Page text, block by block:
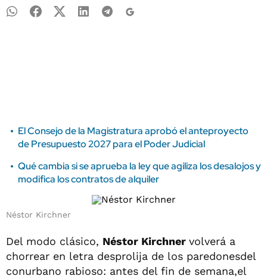
El Consejo de la Magistratura aprobó el anteproyecto
de Presupuesto 2027 para el Poder Judicial
Qué cambia si se aprueba la ley que agiliza los desalojos y
modifica los contratos de alquiler
Néstor Kirchner
Del modo clásico, Néstor Kirchner volverá a
chorrear en letra desprolija de los paredonesdel
conurbano rabioso: antes del fin de semana,el